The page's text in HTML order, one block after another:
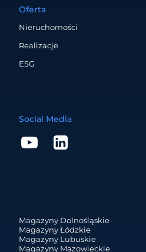
Social Media
Oferta
Nieruchomości
Realizacje
ESG
Magazyny Dolnośląskie
Magazyny Łódzkie
Magazyny Lubuskie
Magazyny Mazowieckie